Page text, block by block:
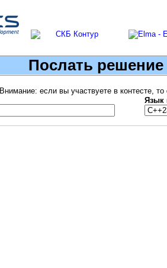
Послать решение
Внимание: если вы участвуете в контесте,
Язык